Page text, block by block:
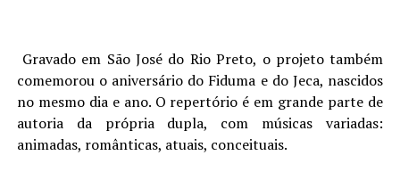
Gravado em São José do Rio Preto, o projeto também
comemorou o aniversário do Fiduma e do Jeca, nascidos
no mesmo dia e ano. O repertório é em grande parte de
autoria da própria dupla, com músicas variadas:
animadas, românticas, atuais, conceituais.